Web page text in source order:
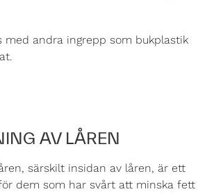
med andra ingrepp som bukplastik
AV LÅREN
särskilt insidan av låren, är ett
dem som har svårt att minska fett